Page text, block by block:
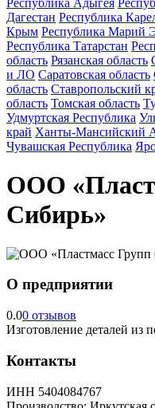
Дагестан Республика
Крым Республика Марий
Республика Татарстан
область Рязанская область
и ЛО Саратовская область
область Ставропольский
область Томская область
Удмуртская Республика
край Ханты-
Чувашская Республика
ООО
Сибирь»
О предприятии
0.00 отзывов
Изготовление деталей из
Контакты
ИНН 5404084767